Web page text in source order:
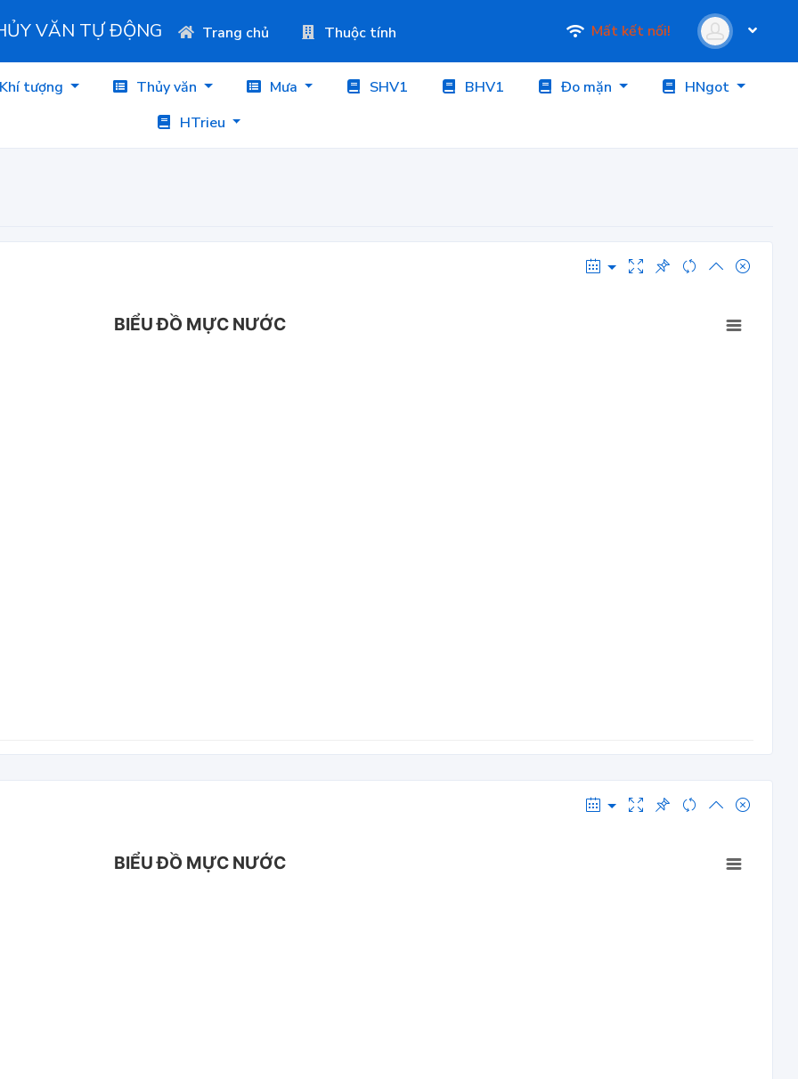
VĂN TỰ ĐỘNG Trang chủ Thuộc tính Mất kết nối!
Khí tượng Thủy văn Mưa SHV1 BHV1 Đo mặn
HNgot
HTrieu
BIỂU ĐỒ MỰC NƯỚC
BIỂU ĐỒ MỰC NƯỚC